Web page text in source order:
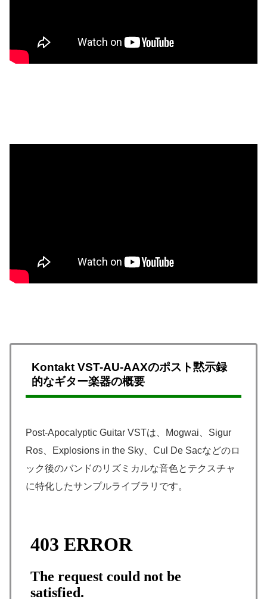
Kontakt VST-AU-AAXのポスト黙示録
的なギター楽器の概要
Post-Apocalyptic Guitar VSTは、Mogwai、Sigur
Ros、Explosions in the Sky、Cul De Sacなどのロ
ック後のバンドのリズミカルな音色とテクスチャ
に特化したサンプルライブラリです。